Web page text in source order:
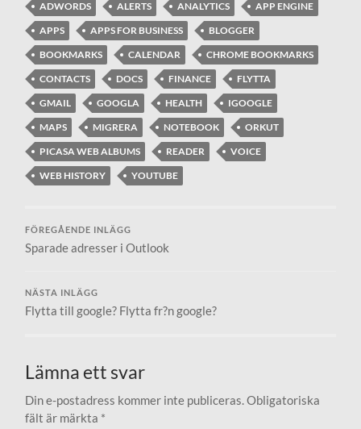
ADWORDS ALERTS ANALYTICS
APP ENGINE
APPS
APPS FOR BUSINESS
BLOGGER
BOOKMARKS
CALENDAR
CHROME BOOKMARKS
CONTACTS
DOCS FINANCE
FLYTTA
GMAIL
GOOGLA HEALTH
IGOOGLE
MAPS
MIGRERA NOTEBOOK
ORKUT
PICASA WEB ALBUMS
READER
VOICE
WEB HISTORY
YOUTUBE
FÖREGÅENDE INLÄGG
Sparade adresser i Outlook
NÄSTA INLÄGG
Flytta till google? Flytta fr?n google?
Lämna ett svar
Din e-postadress kommer inte publiceras. Obligatoriska
fält är märkta *